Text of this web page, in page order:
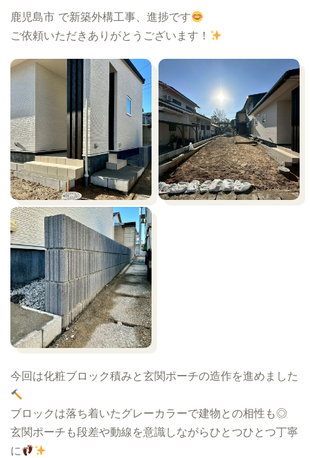
鹿児島市 で新築外構工事、進捗です
ご依頼いただきありがとうございます！
今回は化粧ブロック積みと玄関ポーチの造作を進めました
ブロックは落ち着いたグレーカラーで建物との相性も◎
玄関ポーチも段差や動線を意識しながらひとつひとつ丁寧
に